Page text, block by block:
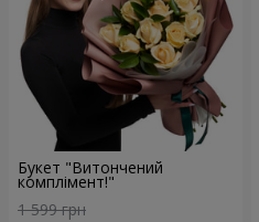
Букет "Витончений
комплімент!"
1 599 грн